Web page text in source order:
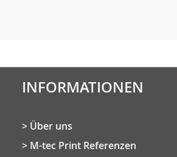
INFORMATIONEN
Über uns
M-tec Print Referenzen